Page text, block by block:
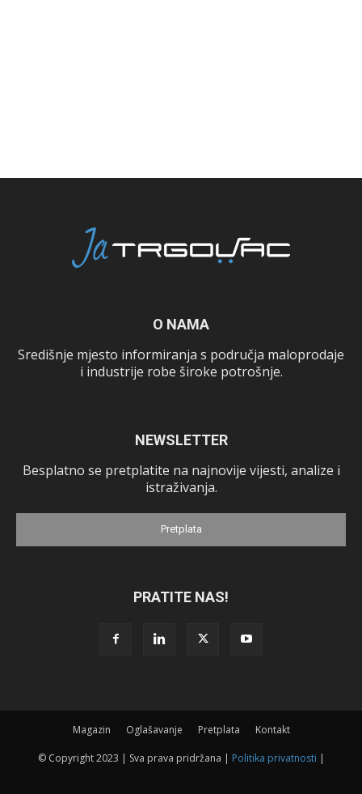
O NAMA
Središnje mjesto informiranja s područja maloprodaje
i industrije robe široke potrošnje.
NEWSLETTER
Besplatno se pretplatite na najnovije vijesti, analize i
istraživanja.
Pretplata
PRATITE NAS!
Magazin Oglašavanje Pretplata Kontakt
© Copyright 2023 | Sva prava pridržana | Politika privatnosti |